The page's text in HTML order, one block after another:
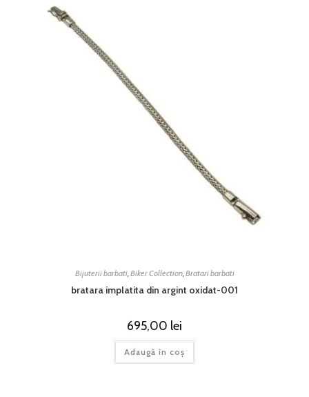
Bijuterii barbati, Biker Collection, Bratari barbati
bratara implatita din argint oxidat-001
695,00 lei
Adaugă în coș